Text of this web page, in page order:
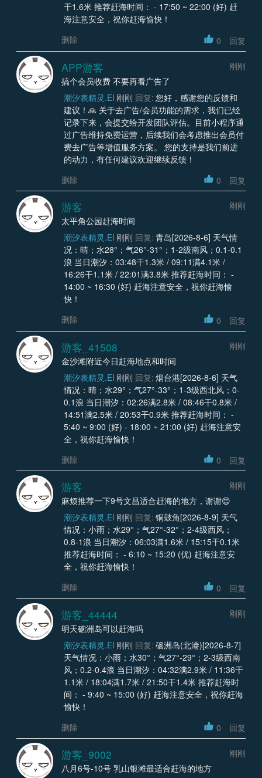
干1.6米 推荐赶海时间： - 17:50 ~ 22:00 (好) 赶
海注意安全，祝你赶海愉快！
删除
0 回复
APP游客
刚刚
搞个会员收费 不要再看广告了
潮汐表精灵.EI 刚刚 回复: 您好，感谢您的反馈和
建议！🙏 关于去广告/会员功能的需求，我们已经
记录下来，会提交给开发团队评估。目前小程序通
过广告维持免费运营，后续我们会考虑推出会员付
费去广告等增值服务方案。 您的支持是我们前进
的动力，有任何建议欢迎继续反馈！
删除
0 回复
游客
刚刚
太平角公园赶海时间
潮汐表精灵.EI 刚刚 回复: 青岛[2026-8-6] 天气情
况：晴；水28°；气26°-31°；1-2级南风；0.1-0.1
浪 当日潮汐：03:48干1.3米 / 09:11满4.1米 /
16:26干1.1米 / 22:01满3.8米 推荐赶海时间： -
14:00 ~ 16:30 (好) 赶海注意安全，祝你赶海愉
快！
删除
0 回复
游客_41508
刚刚
金沙滩附近今日赶海地点和时间
潮汐表精灵.EI 刚刚 回复: 烟台港[2026-8-6] 天气
情况：晴；水29°；气27°-33°；1-3级西北风；0-
0.1浪 当日潮汐：02:26满2.8米 / 08:46干0.8米 /
14:51满2.5米 / 20:53干0.9米 推荐赶海时间： -
5:40 ~ 9:00 (好) - 18:00 ~ 21:00 (好) 赶海注意安
全，祝你赶海愉快！
删除
0 回复
游客
刚刚
麻烦推荐一下9号文昌适合赶海的地方，谢谢😊
潮汐表精灵.EI 刚刚 回复: 铜鼓角[2026-8-9] 天气
情况：小雨；水29°；气27°-32°；2-4级西风；
0.8-1浪 当日潮汐：06:03满1.6米 / 15:15干0.1米
推荐赶海时间： - 6:10 ~ 15:20 (优) 赶海注意安
全，祝你赶海愉快！
删除
0 回复
游客_44444
刚刚
明天硇洲岛可以赶海吗
潮汐表精灵.EI 刚刚 回复: 硇洲岛(北港)[2026-8-7]
天气情况：小雨；水30°；气27°-29°；2-3级西南
风；0.2-0.4浪 当日潮汐：04:32满2.9米 / 11:36干
1.1米 / 18:04满1.7米 / 21:50干1.4米 推荐赶海时
间： - 9:40 ~ 15:00 (好) 赶海注意安全，祝你赶海
愉快！
删除
0 回复
游客_9002
刚刚
八月6号-10号 乳山银滩最适合赶海的地方